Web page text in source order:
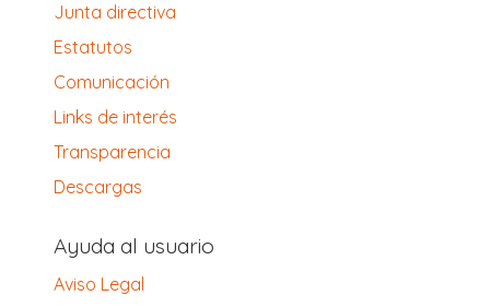
Junta directiva
Estatutos
Comunicación
Links de interés
Transparencia
Descargas
Ayuda al usuario
Aviso Legal